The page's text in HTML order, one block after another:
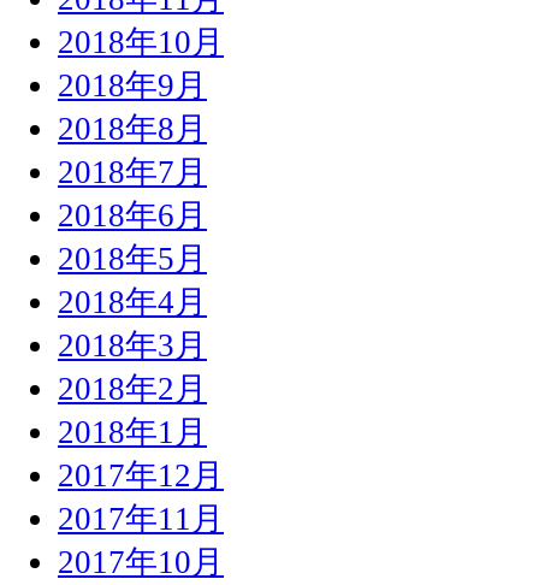
2018年10月
2018年9月
2018年8月
2018年7月
2018年6月
2018年5月
2018年4月
2018年3月
2018年2月
2018年1月
2017年12月
2017年11月
2017年10月